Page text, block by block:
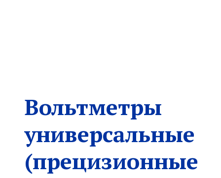
Вольтметры
универсальные
(прецизионные